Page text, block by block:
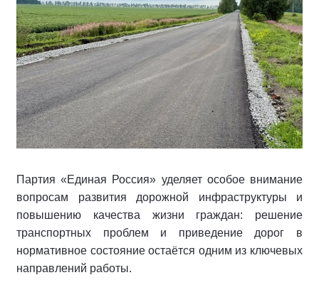
Партия «Единая Россия» уделяет особое внимание
вопросам развития дорожной инфраструктуры и
повышению качества жизни граждан: решение
транспортных проблем и приведение дорог в
нормативное состояние остаётся одним из ключевых
направлений работы.